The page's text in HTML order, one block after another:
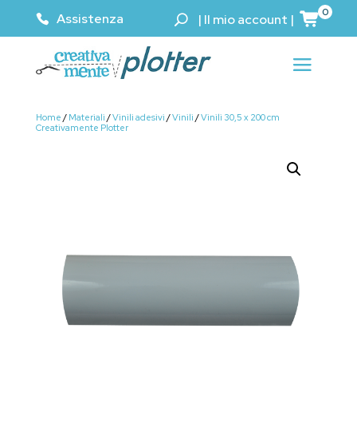
Assistenza | Il mio account | 0
Home / Materiali /Vinili adesivi /Vinili /Vinili 30,5 x 200 cm
Creativamente Plotter